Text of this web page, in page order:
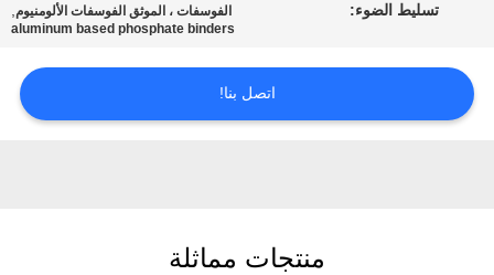
اطلب
اقتباس
تسليط الضوء: الفوسفات ، الموثق الفوسفات الألومنيوم,
aluminum based phosphate binders
اتصل بنا!
منتجات مماثلة